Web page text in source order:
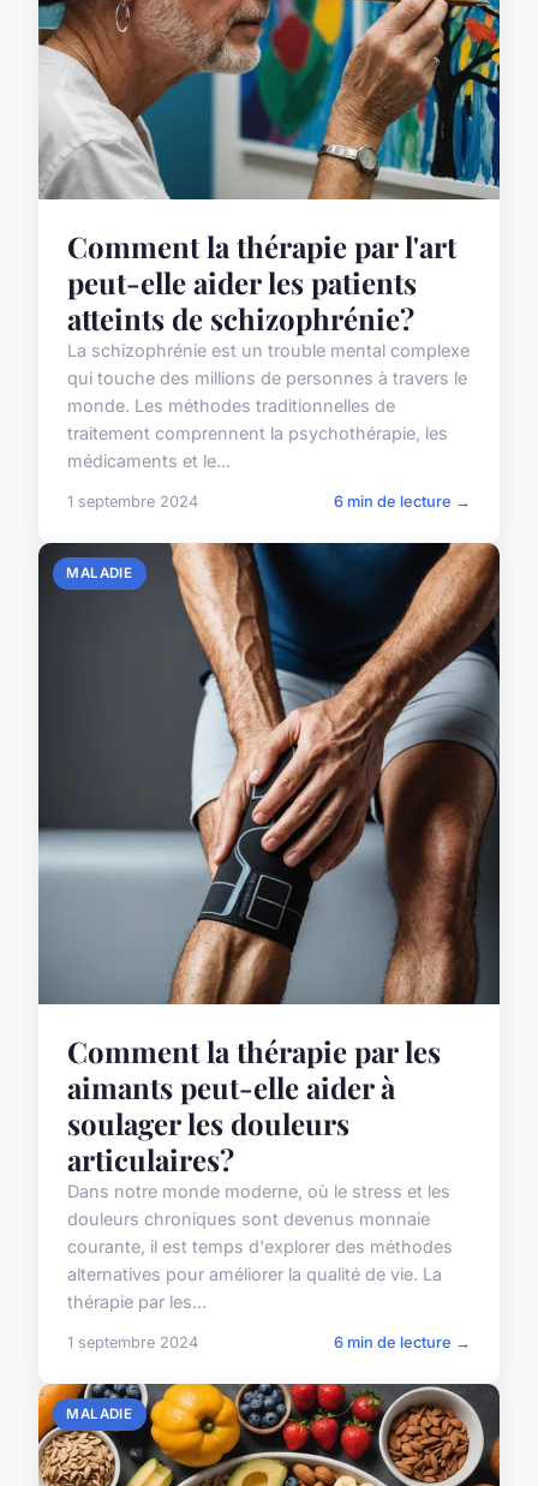
Comment la thérapie par l'art
peut-elle aider les patients
atteints de schizophrénie?
La schizophrénie est un trouble mental complexe
qui touche des millions de personnes à travers le
monde. Les méthodes traditionnelles de
traitement comprennent la psychothérapie, les
médicaments et le...
1 septembre 2024 6 min de lecture →
MALADIE
Comment la thérapie par les
aimants peut-elle aider à
soulager les douleurs
articulaires?
Dans notre monde moderne, où le stress et les
douleurs chroniques sont devenus monnaie
courante, il est temps d'explorer des méthodes
alternatives pour améliorer la qualité de vie. La
thérapie par les...
1 septembre 2024 6 min de lecture →
MALADIE